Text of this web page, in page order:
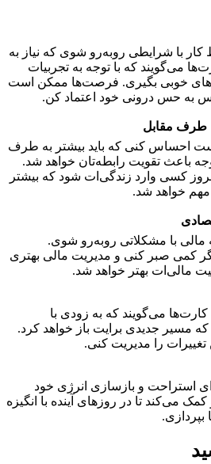
با شرایطی روبه‌رو شوی که نیاز به
می‌گویند که با توجه به تجربیات
خوبی بگیری. فرصت‌ها ممکن است
به حس درونی خود اعتماد کن.
طرف مقابل
احساس کنی که باید بیشتر به طرف
باعث تقویت رابطه‌تان خواهد شد.
کسی وارد زندگی‌ات شود که بیشتر
مهم خواهد شد.
با مشکلاتی روبه‌رو شوی.
کمی صبر کنی و مدیریت مالی بهتری
مالی‌ات بهتر خواهد شد.
کارت‌ها می‌گویند که به زودی با
مسیر جدیدی برایت باز خواهد کرد.
تغییرات را مدیریت کنی.
استراحت و بازسازی انرژی خود
می‌کند تا در روزهای آینده با انگیزه